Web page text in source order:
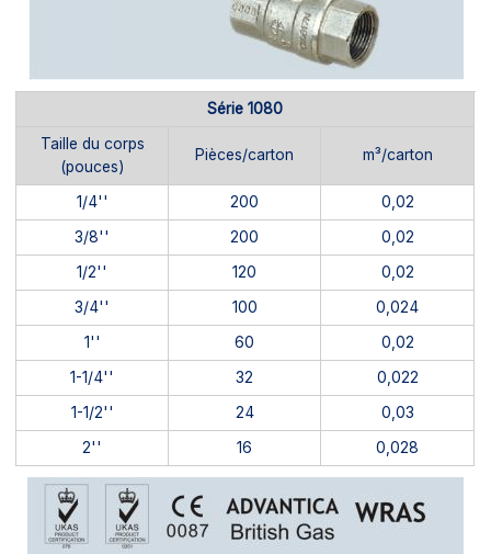
Série 1080
Taille du corps
(pouces)
Pièces/carton m³/carton
1/4'' 200
0,02
3/8''
200
0,02
1/2''
120
0,02
3/4''
100
0,024
1''
60
0,02
1-1/4''
32
0,022
1-1/2''
24
0,03
2''
16 0,028